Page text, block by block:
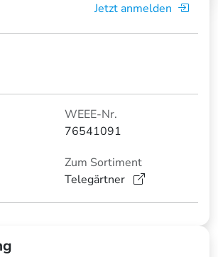
Jetzt anmelden
WEEE-Nr.
76541091
Zum Sortiment
Telegärtner